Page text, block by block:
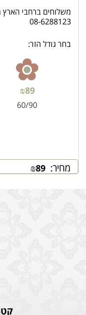
משלוחים ברחבי
08-6288123
בחר גודל הזר:
₪89
60/90
מחיר: ₪89